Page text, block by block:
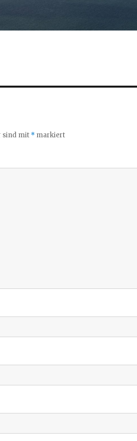
sind mit * markiert